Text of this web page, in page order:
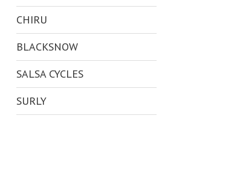
CHIRU
BLACKSNOW
SALSA CYCLES
SURLY